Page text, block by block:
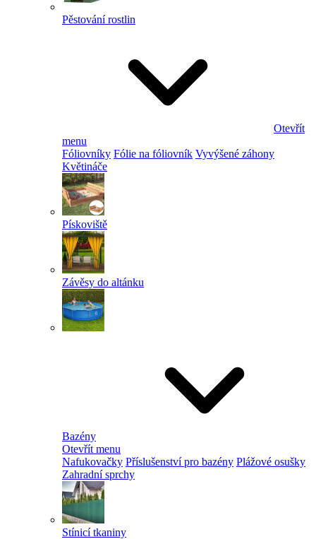
Pěstování rostlin
Otevřít
menu
Fóliovníky Fólie na fóliovník Vyvýšené záhony
Květináče
Pískoviště
Závěsy do altánku
Bazény
Otevřít menu
Nafukovačky Příslušenství pro bazény Plážové osušky
Zahradní sprchy
Stínicí tkaniny